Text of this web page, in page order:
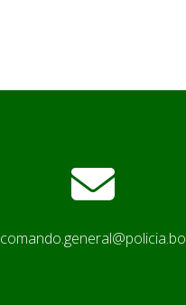
comando.general@policia.bo